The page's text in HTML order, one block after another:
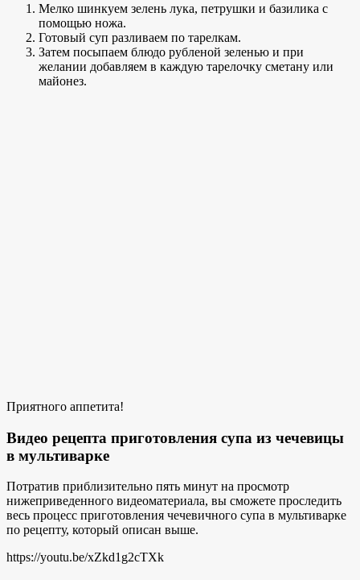
Мелко шинкуем зелень лука, петрушки и базилика с
помощью ножа.
Готовый суп разливаем по тарелкам.
Затем посыпаем блюдо рубленой зеленью и при
желании добавляем в каждую тарелочку сметану или
майонез.
Приятного аппетита!
Видео рецепта приготовления супа из чечевицы
в мультиварке
Потратив приблизительно пять минут на просмотр
нижеприведенного видеоматериала, вы сможете проследить
весь процесс приготовления чечевичного супа в мультиварке
по рецепту, который описан выше.
https://youtu.be/xZkd1g2cTXk